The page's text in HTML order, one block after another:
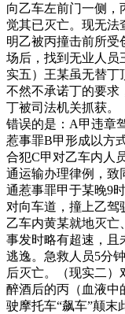
向乙车左前门一侧，
觉其已灭亡。现无法
明乙被丙撞击前所受
场后，找到无业人员
实五）王某虽无替丁
不然不承诺丁的要求
丁被司法机关抓获。
错误的是：A甲违章
惹事罪B甲形成以方
合犯C甲对乙车内人
通运输办理律例，致
通惹事罪甲于某晚9
对向车道，撞上乙驾
乙车内黄某就地灭亡
事发时略有超速，且
逃逸。急救人员5分
后灭亡。（现实二）
醉酒后的丙（血液中
驶摩托车“飙车”颠末